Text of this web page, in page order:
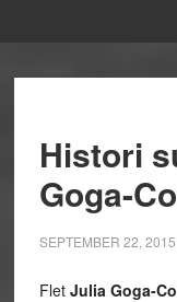
Histori
Goga-
SEPTEMBER 22, 2015
Flet Julia Goga-